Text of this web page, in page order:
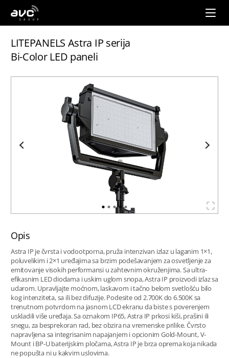
AVC
Group
LITEPANELS Astra IP serija
Bi-Color LED paneli
Opis
Astra IP je čvrsta i vodootporna, pruža intenzivan izlaz u laganim 1×1,
poluvelikim i 2×1 uređajima sa brzim podešavanjem za osvetljenje za
emitovanje visokih performansi u zahtevnim okruženjima. Sa ultra-
efikasnim LED diodama i uskim uglom snopa, Astra IP proizvodi izlaz sa
udarom. Upravljajte moćnom, laskavom i tačno belom svetlošću bilo
kog intenziteta, sa ili bez difuzije. Podesite od 2.700K do 6.500K sa
trenutnom potvrdom na jasnom LCD ekranu da biste s poverenjem
uskladili više uređaja. Sa oznakom IP65, Astra IP prkosi kiši, prašini ili
snegu, za besprekoran rad, bez obzira na vremenske prilike. Čvrsto
napravljena sa integrisanim napajanjem i opcionim Gold-Mount, V-
Mount i BP-U baterijskim pločama, Astra IP je brza oprema koja nikada
ne popušta ni u kakvim uslovima.